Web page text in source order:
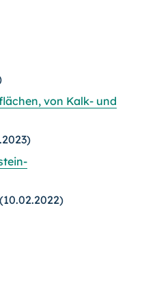
von Kalk- und
(10.02.2022)